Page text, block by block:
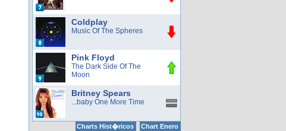
Coldplay
Music Of The Spheres
Pink Floyd
The Dark Side Of The
Moon
Britney Spears
...baby One More Time
Charts Hist�ricos Chart Enero